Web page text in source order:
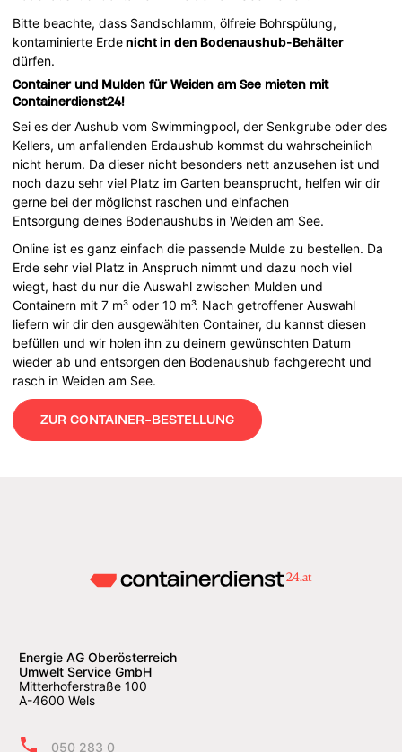
Bitte beachte, dass Sandschlamm, ölfreie Bohrspülung,
kontaminierte Erdenicht in den Bodenaushub-Behälter
dürfen.
Container und Mulden für Weiden am See mieten mit
Containerdienst24!
Sei es der Aushub vom Swimmingpool, der Senkgrube oder des
Kellers, um anfallenden Erdaushub kommst du wahrscheinlich
nicht herum. Da dieser nicht besonders nett anzusehen ist und
noch dazu sehr viel Platz im Garten beansprucht, helfen wir dir
gerne bei der möglichst raschen und einfachen
Entsorgung deines Bodenaushubs in Weiden am See.
Online ist es ganz einfach die passende Mulde zu bestellen. Da
Erde sehr viel Platz in Anspruch nimmt und dazu noch viel
wiegt, hast du nur die Auswahl zwischen Mulden und
Containern mit 7 m³ oder 10 m³. Nach getroffener Auswahl
liefern wir dir den ausgewählten Container, du kannst diesen
befüllen und wir holen ihn zu deinem gewünschten Datum
wieder ab und entsorgen den Bodenaushub fachgerecht und
rasch in Weiden am See.
ZUR CONTAINER-BESTELLUNG
Energie AG Oberösterreich
Umwelt Service GmbH
Mitterhoferstraße 100
A-4600 Wels
050 283 0